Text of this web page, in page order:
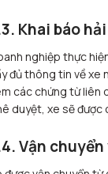
Khai báo
nghiệp thực
đủ thông tin về xe
các chứng từ liên
duyệt, xe sẽ được
Vận